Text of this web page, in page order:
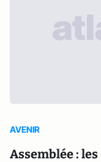
AVENIR
Assemblée :